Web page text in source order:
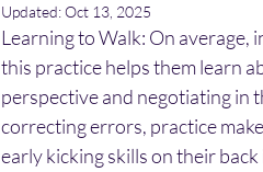
Updated:Oct 13, 2025
Learning to Walk: On
this practice helps them learn
perspective and negotiating in
correcting errors, practice
early kicking skills on their